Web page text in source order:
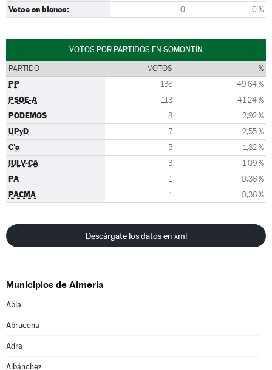
Votos en blanco: 0 0 %
VOTOS POR PARTIDOS EN SOMONTÍN
PARTIDO VOTOS %
PP 136 49,64 %
PSOE-A 113 41,24 %
PODEMOS 8 2,92 %
UPyD 7 2,55 %
C's 5 1,82 %
IULV-CA 3 1,09 %
PA 1 0,36 %
PACMA 1 0,36 %
Descárgate los datos en xml
Municipios de Almería
Abla
Abrucena
Adra
Albánchez